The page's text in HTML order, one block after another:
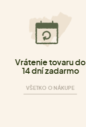
Vrátenie tovaru do
14 dní zadarmo
VŠETKO O NÁKUPE